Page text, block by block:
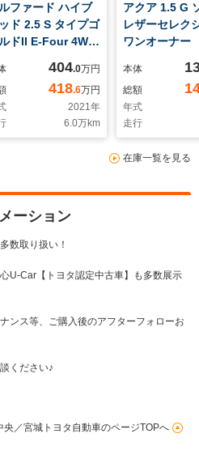
ファード ハイブ
ド 2.5 S タイプゴ
ドII E-Four 4WD
バックモニター
電動スライドド
衝突被害軽減ブレ
クルーズコント
ル 車線逸脱警報
404.0万円
418.6万円
2021年
6.0万km
アクア 1.5 G
レザーセレク
ワンオーナ
サポカー ク
ントロール
軽減ブレーキ
脱警報
本体
総額
年式
走行
在庫一覧を見る
ーション
数取り扱い！
U-Car【トヨタ認定中古車】も多数展示
ンス等、ご購入後のアフターフォローお
ください♪
／宮城トヨタ自動車のページTOPへ